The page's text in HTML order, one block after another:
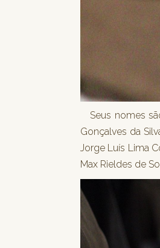
Seus nomes
Gonçalves da
Jorge Luís Lima
Max Rieldes de